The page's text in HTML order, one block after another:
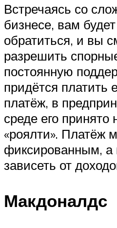
Встречаясь со
бизнесе, вам
обратиться, и вы
разрешить
постоянную
придётся платить
платёж, в
среде его принято
«роялти». Платёж
фиксированным,
зависеть от
Макдоналдс